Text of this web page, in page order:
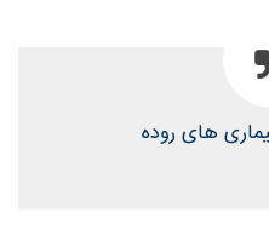
های روده